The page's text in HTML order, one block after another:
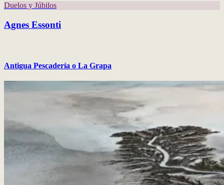
Duelos y Júbilos
Agnes Essonti
Antigua Pescadería o La Grapa